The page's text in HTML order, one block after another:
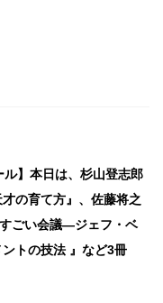
ル】本日は、杉山登志郎
の育て方』、佐藤将之
ごい会議―ジェフ・ベ
トの技法 』など3冊